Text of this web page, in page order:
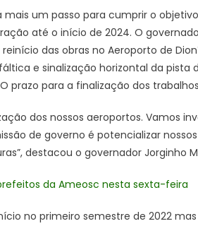
de
no
de
um passo para cumprir o
até o início de 2024. O
das obras no Aeroporto de
e sinalização horizontal da pista
prazo para a finalização dos
dos nossos aeroportos. Vamos
de governo é potencializar
destacou o governador Jorginho
da Ameosc nesta sexta-feira
no primeiro semestre de 2022